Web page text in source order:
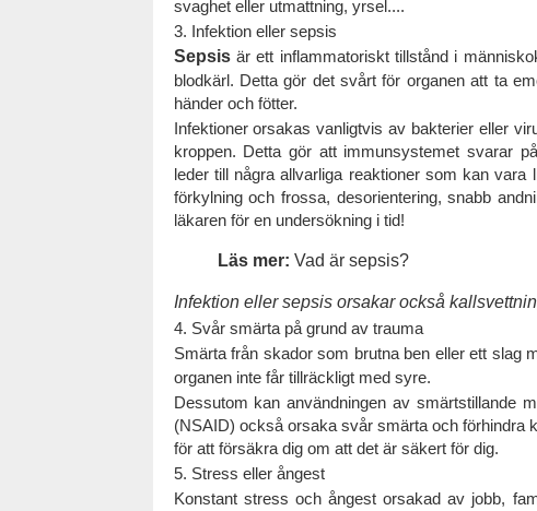
svaghet eller utmattning, yrsel....
3. Infektion eller sepsis
Sepsisär ett inflammatoriskt tillstånd i
blodkärl. Detta gör det svårt för organen att ta
händer och fötter.
Infektioner orsakas vanligtvis av bakterier eller
kroppen. Detta gör att immunsystemet svarar
leder till några allvarliga reaktioner som kan
förkylning och frossa, desorientering, snabb
läkaren för en undersökning i tid!
Läs mer: Vad är sepsis?
Infektion eller sepsis orsakar också
4. Svår smärta på grund av trauma
Smärta från skador som brutna ben eller ett slag
organen inte får tillräckligt med syre.
Dessutom kan användningen av smärtstillande
(NSAID) också orsaka svår smärta och förhindra
för att försäkra dig om att det är säkert för dig.
5. Stress eller ångest
Konstant stress och ångest orsakad av jobb,